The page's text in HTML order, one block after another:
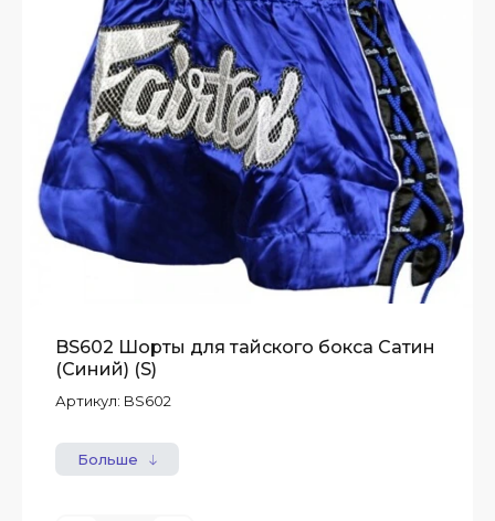
BS602 Шорты для тайского бокса Сатин
(Синий) (S)
Артикул: BS602
Больше